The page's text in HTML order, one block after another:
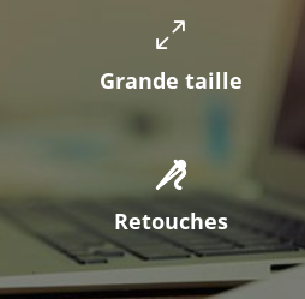
Grande taille
Retouches